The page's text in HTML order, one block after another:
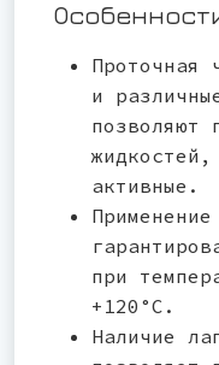
Проточная
и
позволяют
жидкостей,
активные.
при
+120°С.
Наличие